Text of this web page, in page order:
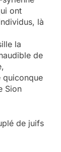
ont
là
la
de
quiconque
Sion
de juifs